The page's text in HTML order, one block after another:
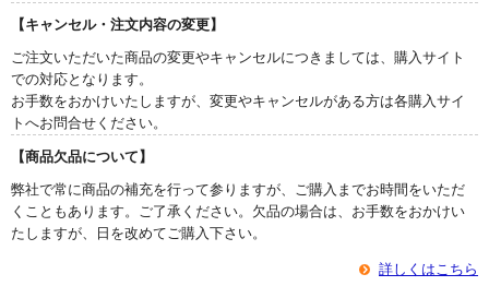
【キャンセル・注文内容の変更】
ご注文いただいた商品の変更やキャンセルにつきましては、購入サイト
での対応となります。
お手数をおかけいたしますが、変更やキャンセルがある方は各購入サイ
トへお問合せください。
【商品欠品について】
弊社で常に商品の補充を行って参りますが、ご購入までお時間をいただ
くこともあります。ご了承ください。欠品の場合は、お手数をおかけい
たしますが、日を改めてご購入下さい。
詳しくはこちら